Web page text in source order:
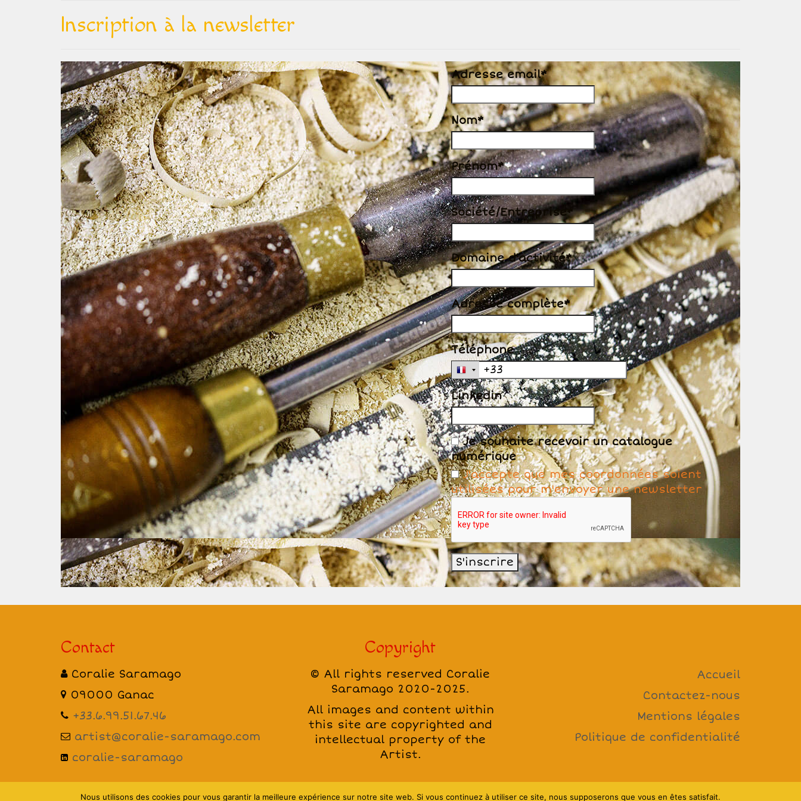
Inscription à la newsletter
Adresse email*
Nom*
Prénom*
Société/Entreprise*
Domaine d'activité*
Adresse complète*
Téléphone
Linkedin
Je souhaite recevoir un catalogue
numérique
J'accepte que mes coordonnées soient
utilisées pour m'envoyer une newsletter
Contact
Coralie Saramago
09000 Ganac
+33.6.99.51.67.46
artist@coralie-saramago.com
coralie-saramago
Copyright
© All rights reserved Coralie
Saramago 2020-2025.
All images and content within
this site are copyrighted and
intellectual property of the
Artist.
Accueil
Contactez-nous
Mentions légales
Politique de confidentialité
Nous utilisons des cookies pour vous garantir la meilleure expérience sur notre site web. Si vous continuez à utiliser ce site, nous supposerons que vous en êtes satisfait.